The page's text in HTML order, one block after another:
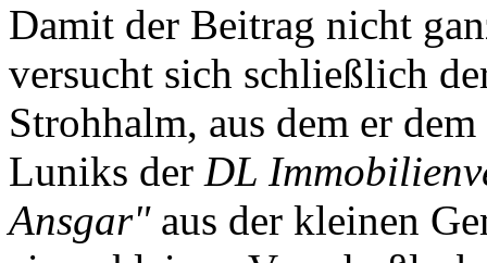
Damit der Beitrag nicht
versucht sich schließlich
Strohhalm, aus dem er
Luniks der DL
Ansgar" aus der kleinen